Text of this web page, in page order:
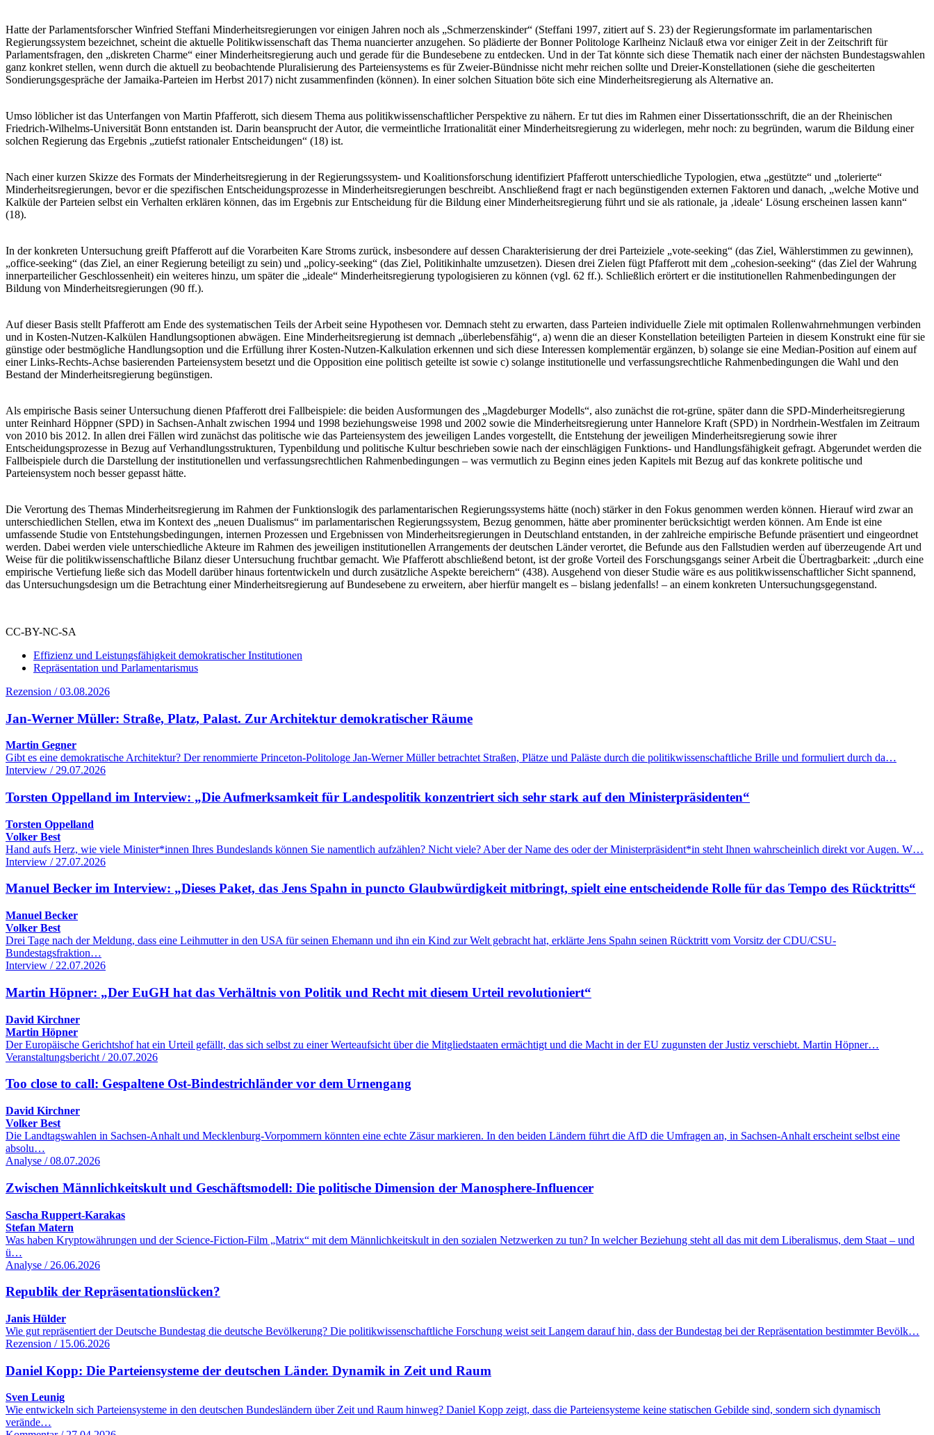
Hatte der Parlamentsforscher Winfried Steffani Minderheitsregierungen vor einigen Jahren noch als „Schmerzenskinder“ (Steffani 1997, zitiert auf S. 23) der Regierungsformate im parlamentarischen
Regierungssystem bezeichnet, scheint die aktuelle Politikwissenschaft das Thema nuancierter anzugehen. So plädierte der Bonner Politologe Karlheinz Niclauß etwa vor einiger Zeit in der Zeitschrift für
Parlamentsfragen, den „diskreten Charme“ einer Minderheitsregierung auch und gerade für die Bundesebene zu entdecken. Und in der Tat könnte sich diese Thematik nach einer der nächsten Bundestagswahlen
ganz konkret stellen, wenn durch die aktuell zu beobachtende Pluralisierung des Parteiensystems es für Zweier-Bündnisse nicht mehr reichen sollte und Dreier-Konstellationen (siehe die gescheiterten
Sondierungsgespräche der Jamaika-Parteien im Herbst 2017) nicht zusammenfinden (können). In einer solchen Situation böte sich eine Minderheitsregierung als Alternative an.
Umso löblicher ist das Unterfangen von Martin Pfafferott, sich diesem Thema aus politikwissenschaftlicher Perspektive zu nähern. Er tut dies im Rahmen einer Dissertationsschrift, die an der Rheinischen
Friedrich-Wilhelms-Universität Bonn entstanden ist. Darin beansprucht der Autor, die vermeintliche Irrationalität einer Minderheitsregierung zu widerlegen, mehr noch: zu begründen, warum die Bildung einer
solchen Regierung das Ergebnis „zutiefst rationaler Entscheidungen“ (18) ist.
Nach einer kurzen Skizze des Formats der Minderheitsregierung in der Regierungssystem- und Koalitionsforschung identifiziert Pfafferott unterschiedliche Typologien, etwa „gestützte“ und „tolerierte“
Minderheitsregierungen, bevor er die spezifischen Entscheidungsprozesse in Minderheitsregierungen beschreibt. Anschließend fragt er nach begünstigenden externen Faktoren und danach, „welche Motive und
Kalküle der Parteien selbst ein Verhalten erklären können, das im Ergebnis zur Entscheidung für die Bildung einer Minderheitsregierung führt und sie als rationale, ja ‚ideale‘ Lösung erscheinen lassen kann“
(18).
In der konkreten Untersuchung greift Pfafferott auf die Vorarbeiten Kare Stroms zurück, insbesondere auf dessen Charakterisierung der drei Parteiziele „vote-seeking“ (das Ziel, Wählerstimmen zu gewinnen),
„office-seeking“ (das Ziel, an einer Regierung beteiligt zu sein) und „policy-seeking“ (das Ziel, Politikinhalte umzusetzen). Diesen drei Zielen fügt Pfafferott mit dem „cohesion-seeking“ (das Ziel der Wahrung
innerparteilicher Geschlossenheit) ein weiteres hinzu, um später die „ideale“ Minderheitsregierung typologisieren zu können (vgl. 62 ff.). Schließlich erörtert er die institutionellen Rahmenbedingungen der
Bildung von Minderheitsregierungen (90 ff.).
Auf dieser Basis stellt Pfafferott am Ende des systematischen Teils der Arbeit seine Hypothesen vor. Demnach steht zu erwarten, dass Parteien individuelle Ziele mit optimalen Rollenwahrnehmungen verbinden
und in Kosten-Nutzen-Kalkülen Handlungsoptionen abwägen. Eine Minderheitsregierung ist demnach „überlebensfähig“, a) wenn die an dieser Konstellation beteiligten Parteien in diesem Konstrukt eine für sie
günstige oder bestmögliche Handlungsoption und die Erfüllung ihrer Kosten-Nutzen-Kalkulation erkennen und sich diese Interessen komplementär ergänzen, b) solange sie eine Median-Position auf einem auf
einer Links-Rechts-Achse basierenden Parteiensystem besetzt und die Opposition eine politisch geteilte ist sowie c) solange institutionelle und verfassungsrechtliche Rahmenbedingungen die Wahl und den
Bestand der Minderheitsregierung begünstigen.
Als empirische Basis seiner Untersuchung dienen Pfafferott drei Fallbeispiele: die beiden Ausformungen des „Magdeburger Modells“, also zunächst die rot-grüne, später dann die SPD-Minderheitsregierung
unter Reinhard Höppner (SPD) in Sachsen-Anhalt zwischen 1994 und 1998 beziehungsweise 1998 und 2002 sowie die Minderheitsregierung unter Hannelore Kraft (SPD) in Nordrhein-Westfalen im Zeitraum
von 2010 bis 2012. In allen drei Fällen wird zunächst das politische wie das Parteiensystem des jeweiligen Landes vorgestellt, die Entstehung der jeweiligen Minderheitsregierung sowie ihrer
Entscheidungsprozesse in Bezug auf Verhandlungsstrukturen, Typenbildung und politische Kultur beschrieben sowie nach der einschlägigen Funktions- und Handlungsfähigkeit gefragt. Abgerundet werden die
Fallbeispiele durch die Darstellung der institutionellen und verfassungsrechtlichen Rahmenbedingungen – was vermutlich zu Beginn eines jeden Kapitels mit Bezug auf das konkrete politische und
Parteiensystem noch besser gepasst hätte.
Die Verortung des Themas Minderheitsregierung im Rahmen der Funktionslogik des parlamentarischen Regierungssystems hätte (noch) stärker in den Fokus genommen werden können. Hierauf wird zwar an
unterschiedlichen Stellen, etwa im Kontext des „neuen Dualismus“ im parlamentarischen Regierungssystem, Bezug genommen, hätte aber prominenter berücksichtigt werden können. Am Ende ist eine
umfassende Studie von Entstehungsbedingungen, internen Prozessen und Ergebnissen von Minderheitsregierungen in Deutschland entstanden, in der zahlreiche empirische Befunde präsentiert und eingeordnet
werden. Dabei werden viele unterschiedliche Akteure im Rahmen des jeweiligen institutionellen Arrangements der deutschen Länder verortet, die Befunde aus den Fallstudien werden auf überzeugende Art und
Weise für die politikwissenschaftliche Bilanz dieser Untersuchung fruchtbar gemacht. Wie Pfafferott abschließend betont, ist der große Vorteil des Forschungsgangs seiner Arbeit die Übertragbarkeit: „durch eine
empirische Vertiefung ließe sich das Modell darüber hinaus fortentwickeln und durch zusätzliche Aspekte bereichern“ (438). Ausgehend von dieser Studie wäre es aus politikwissenschaftlicher Sicht spannend,
das Untersuchungsdesign um die Betrachtung einer Minderheitsregierung auf Bundesebene zu erweitern, aber hierfür mangelt es – bislang jedenfalls! – an einem konkreten Untersuchungsgegenstand.
CC-BY-NC-SA
Effizienz und Leistungsfähigkeit demokratischer Institutionen
Repräsentation und Parlamentarismus
Rezension / 03.08.2026
Jan-Werner Müller: Straße, Platz, Palast. Zur Architektur demokratischer Räume
Martin Gegner
Gibt es eine demokratische Architektur? Der renommierte Princeton-Politologe Jan-Werner Müller betrachtet Straßen, Plätze und Paläste durch die politikwissenschaftliche Brille und formuliert durch da…
Interview / 29.07.2026
Torsten Oppelland im Interview: „Die Aufmerksamkeit für Landespolitik konzentriert sich sehr stark auf den Ministerpräsidenten“
Torsten Oppelland
Volker Best
Hand aufs Herz, wie viele Minister*innen Ihres Bundeslands können Sie namentlich aufzählen? Nicht viele? Aber der Name des oder der Ministerpräsident*in steht Ihnen wahrscheinlich direkt vor Augen. W…
Interview / 27.07.2026
Manuel Becker im Interview: „Dieses Paket, das Jens Spahn in puncto Glaubwürdigkeit mitbringt, spielt eine entscheidende Rolle für das Tempo des Rücktritts“
Manuel Becker
Volker Best
Drei Tage nach der Meldung, dass eine Leihmutter in den USA für seinen Ehemann und ihn ein Kind zur Welt gebracht hat, erklärte Jens Spahn seinen Rücktritt vom Vorsitz der CDU/CSU-
Bundestagsfraktion…
Interview / 22.07.2026
Martin Höpner: „Der EuGH hat das Verhältnis von Politik und Recht mit diesem Urteil revolutioniert“
David Kirchner
Martin Höpner
Der Europäische Gerichtshof hat ein Urteil gefällt, das sich selbst zu einer Werteaufsicht über die Mitgliedstaaten ermächtigt und die Macht in der EU zugunsten der Justiz verschiebt. Martin Höpner…
Veranstaltungsbericht / 20.07.2026
Too close to call: Gespaltene Ost-Bindestrichländer vor dem Urnengang
David Kirchner
Volker Best
Die Landtagswahlen in Sachsen-Anhalt und Mecklenburg-Vorpommern könnten eine echte Zäsur markieren. In den beiden Ländern führt die AfD die Umfragen an, in Sachsen-Anhalt erscheint selbst eine
absolu…
Analyse / 08.07.2026
Zwischen Männlichkeitskult und Geschäftsmodell: Die politische Dimension der Manosphere-Influencer
Sascha Ruppert-Karakas
Stefan Matern
Was haben Kryptowährungen und der Science-Fiction-Film „Matrix“ mit dem Männlichkeitskult in den sozialen Netzwerken zu tun? In welcher Beziehung steht all das mit dem Liberalismus, dem Staat – und
ü…
Analyse / 26.06.2026
Republik der Repräsentationslücken?
Janis Hülder
Wie gut repräsentiert der Deutsche Bundestag die deutsche Bevölkerung? Die politikwissenschaftliche Forschung weist seit Langem darauf hin, dass der Bundestag bei der Repräsentation bestimmter Bevölk…
Rezension / 15.06.2026
Daniel Kopp: Die Parteiensysteme der deutschen Länder. Dynamik in Zeit und Raum
Sven Leunig
Wie entwickeln sich Parteiensysteme in den deutschen Bundesländern über Zeit und Raum hinweg? Daniel Kopp zeigt, dass die Parteiensysteme keine statischen Gebilde sind, sondern sich dynamisch
verände…